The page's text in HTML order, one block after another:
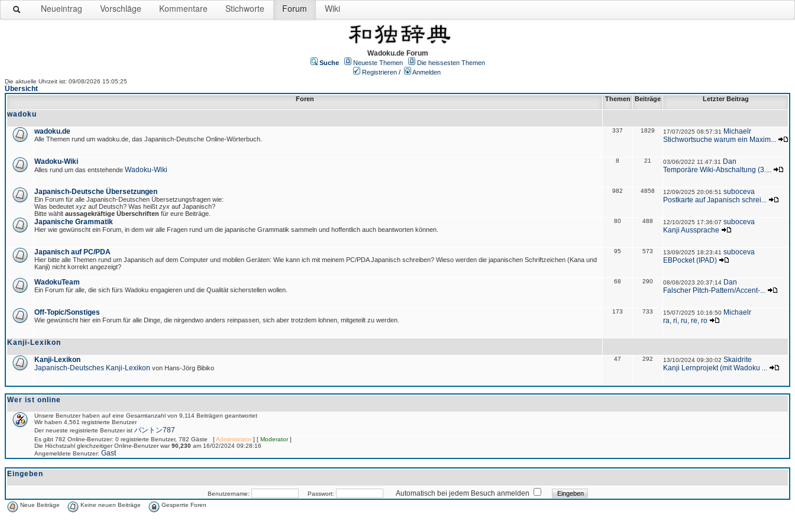
Neueintrag Vorschläge Kommentare Stichworte Forum Wiki
Wadoku.de Forum
Suche Neueste Themen
Die heissesten Themen
Registrieren / Anmelden
Die aktuelle Uhrzeit ist: 09/08/2026 15:05:25
Übersicht
Foren Themen Beiträge Letzter Beitrag
wadoku
wadoku.de
Alle Themen rund um wadoku.de, das Japanisch-Deutsche Online-Wörterbuch.
337 1829 17/07/2025 08:57:31
Michaelr
Stichwortsuche warum ein Maxim...
Wadoku-Wiki
Alles rund um das entstehende Wadoku-Wiki
8 21 03/06/2022 11:47:31
Dan
Temporäre Wiki-Abschaltung (3....
Japanisch-Deutsche Übersetzungen
Ein Forum für alle Japanisch-Deutschen Übersetzungsfragen wie:
Was bedeutet xyz auf Deutsch? Was heißt zyx auf Japanisch?
Bitte wählt aussagekräftige Überschriften für eure Beiträge.
982 4858 12/09/2025 20:06:51 suboceva
Postkarte auf Japanisch schrei...
Japanische Grammatik
Hier wie gewünscht ein Forum, in dem wir alle Fragen rund um die japanische Grammatik sammeln und hoffentlich auch beantworten können.
80 488 12/10/2025 17:36:07 suboceva
Kanji Aussprache
Japanisch auf PC/PDA
Hier bitte alle Themen rund um Japanisch auf dem Computer und mobilen Geräten: Wie kann ich mit meinem PC/PDA Japanisch schreiben? Wieso werden die japanischen Schriftzeichen (Kana und
Kanji) nicht korrekt angezeigt?
95 573 13/09/2025 18:23:41 suboceva
EBPocket (IPAD)
WadokuTeam
Ein Forum für alle, die sich fürs Wadoku engagieren und die Qualität sicherstellen wollen.
68 290 08/08/2023 20:37:14 Dan
Falscher Pitch-Pattern/Accent-...
Off-Topic/Sonstiges
Wie gewünscht hier ein Forum für alle Dinge, die nirgendwo anders reinpassen, sich aber trotzdem lohnen, mitgeteilt zu werden.
173 733 15/07/2025 10:16:50 Michaelr
ra, ri, ru, re, ro
Kanji-Lexikon
Kanji-Lexikon
Japanisch-Deutsches Kanji-Lexikon von Hans-Jörg Bibiko
47 292 13/10/2024 09:30:02 Skaidrite
Kanji Lernprojekt (mit Wadoku ...
Wer ist online
Unsere Benutzer haben auf eine Gesamtanzahl von 9,114 Beiträgen geantwortet
Wir haben 4,561 registrierte Benutzer
Der neueste registrierte Benutzer ist パントン787
Es gibt 782 Online-Benutzer: 0 registrierte Benutzer, 782 Gäste [Administrator] [ Moderator]
Die Höchstzahl gleichzeitiger Online-Benutzer war90,230 am 16/02/2024 09:28:16
Angemeldete Benutzer: Gast
Eingeben
Benutzername: Passwort: Automatisch bei jedem Besuch anmelden
Neue Beiträge Keine neuen Beiträge Gesperrte Foren